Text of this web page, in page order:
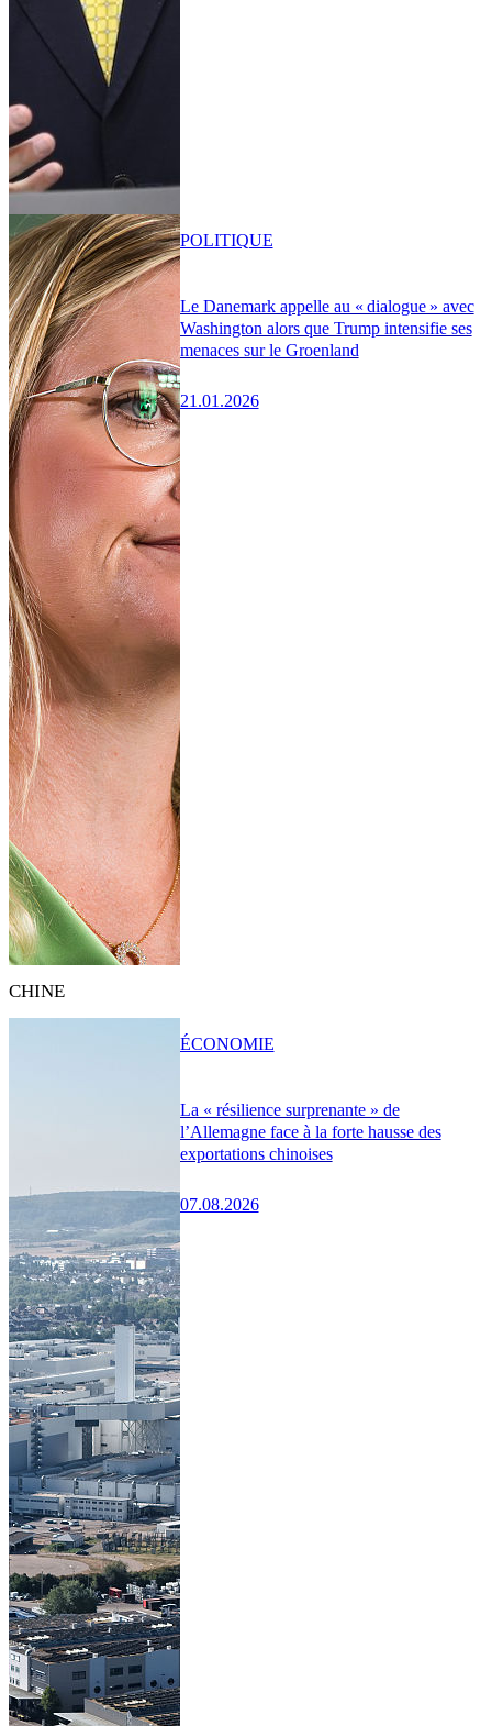
Le Danemark appelle au « dialogue » avec
Washington alors que Trump intensifie ses
menaces sur le Groenland
21.01.2026
POLITIQUE
CHINE
La « résilience surprenante » de
l’Allemagne face à la forte hausse des
exportations chinoises
07.08.2026
ÉCONOMIE